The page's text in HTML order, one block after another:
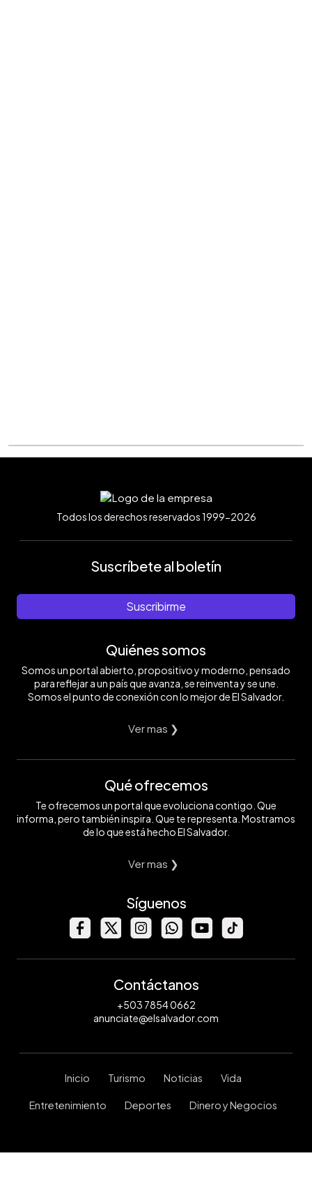
Todos los derechos reservados 1999-2026
Suscríbete al boletín
Suscribirme
Quiénes somos
Somos un portal abierto, propositivo y moderno, pensado
para reflejar a un país que avanza, se reinventa y se une.
Somos el punto de conexión con lo mejor de El Salvador.
Ver mas ❯
Qué ofrecemos
Te ofrecemos un portal que evoluciona contigo. Que
informa, pero también inspira. Que te representa. Mostramos
de lo que está hecho El Salvador.
Ver mas ❯
Síguenos
Contáctanos
+503 7854 0662
anunciate@elsalvador.com
Inicio Turismo Noticias Vida
Entretenimiento Deportes Dinero y Negocios